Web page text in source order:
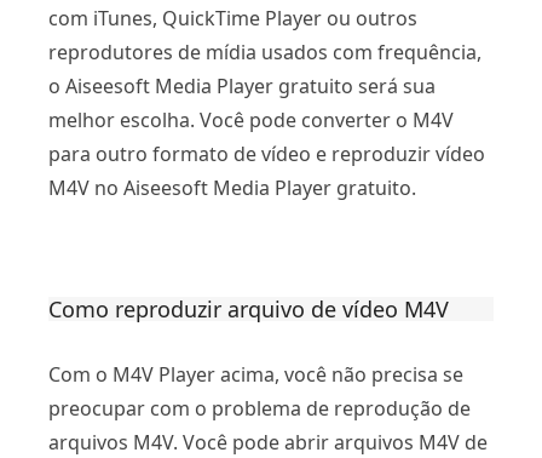
com iTunes, QuickTime Player ou outros
reprodutores de mídia usados ​​com frequência,
o Aiseesoft Media Player gratuito será sua
melhor escolha. Você pode converter o M4V
para outro formato de vídeo e reproduzir vídeo
M4V no Aiseesoft Media Player gratuito.
Como reproduzir arquivo de vídeo M4V
Com o M4V Player acima, você não precisa se
preocupar com o problema de reprodução de
arquivos M4V. Você pode abrir arquivos M4V de